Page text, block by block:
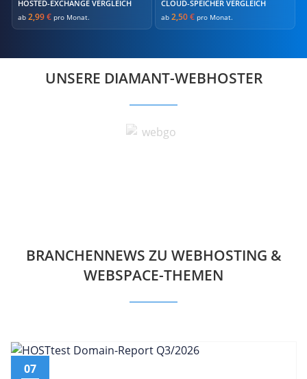
HOSTED-EXCHANGE VERGLEICH
ab 2,99 € pro Monat.
CLOUD-SPEICHER VERGLEICH
ab 2,50 € pro Monat.
UNSERE DIAMANT-WEBHOSTER
BRANCHENNEWS ZU WEBHOSTING &
WEBSPACE-THEMEN
07